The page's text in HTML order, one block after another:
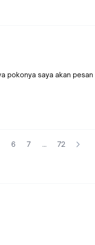
pokonya saya akan pesan
6 7 ... 72